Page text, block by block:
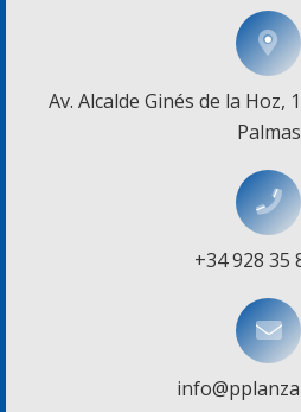
Av. Alcalde Ginés de la Hoz,
Palmas
+34 928 35